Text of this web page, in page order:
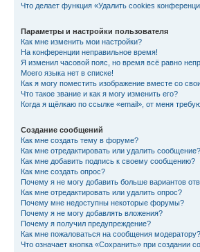
Что делает функция «Удалить cookies
Параметры и настройки пользователя
Как мне изменить мои настройки?
На конференции неправильное время!
Я изменил часовой пояс, но время всё равно
Моего языка нет в списке!
Как я могу поместить изображение вместе со
Что такое звание и как я могу изменить его?
Когда я щёлкаю по ссылке «email», от меня
Создание сообщений
Как мне создать тему в форуме?
Как мне отредактировать или удалить сообщение?
Как мне добавить подпись к своему сообщению?
Как мне создать опрос?
Почему я не могу добавить больше вариантов
Как мне отредактировать или удалить опрос?
Почему мне недоступны некоторые форумы?
Почему я не могу добавлять вложения?
Почему я получил предупреждение?
Как мне пожаловаться на сообщения модератору?
Что означает кнопка «Сохранить» при создании